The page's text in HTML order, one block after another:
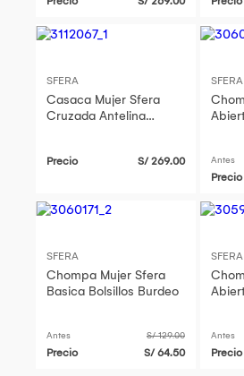
SFERA
Casaca Mujer Sfera
Cruzada Antelina
Precio S/ 269.00
SFERA
Antes
Precio
SFERA
Chompa Mujer Sfera
Basica Bolsillos Burdeo
Antes S/ 129.00
Precio S/ 64.50
SFERA
Antes
Precio